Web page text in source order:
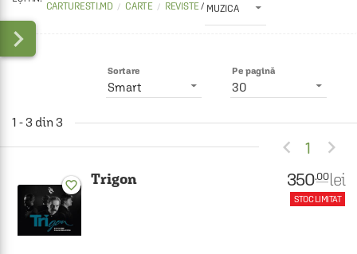
CARTURESTI.MD CARTE REVISTE / MUZICA

Pe pagină
30
Sortare
Smart
1 - 3 din 3
 1 
favorite_border Trigon 350.00 lei
STOC LIMITAT